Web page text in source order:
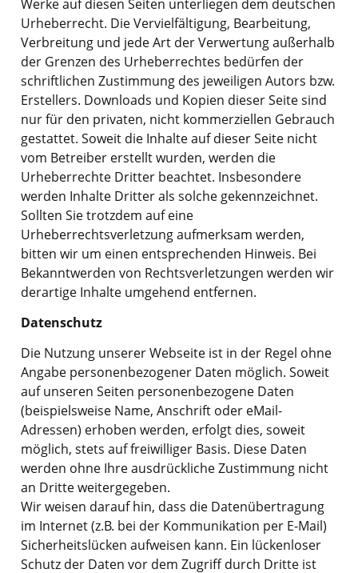
Urheberrecht. Die Vervielfältigung, Bearbeitung,
Verbreitung und jede Art der Verwertung außerhalb
der Grenzen des Urheberrechtes bedürfen der
schriftlichen Zustimmung des jeweiligen Autors bzw.
Erstellers. Downloads und Kopien dieser Seite sind
nur für den privaten, nicht kommerziellen Gebrauch
gestattet. Soweit die Inhalte auf dieser Seite nicht
vom Betreiber erstellt wurden, werden die
Urheberrechte Dritter beachtet. Insbesondere
werden Inhalte Dritter als solche gekennzeichnet.
Sollten Sie trotzdem auf eine
Urheberrechtsverletzung aufmerksam werden,
bitten wir um einen entsprechenden Hinweis. Bei
Bekanntwerden von Rechtsverletzungen werden wir
derartige Inhalte umgehend entfernen.
Datenschutz
Die Nutzung unserer Webseite ist in der Regel ohne
Angabe personenbezogener Daten möglich. Soweit
auf unseren Seiten personenbezogene Daten
(beispielsweise Name, Anschrift oder eMail-
Adressen) erhoben werden, erfolgt dies, soweit
möglich, stets auf freiwilliger Basis. Diese Daten
werden ohne Ihre ausdrückliche Zustimmung nicht
an Dritte weitergegeben.
Wir weisen darauf hin, dass die Datenübertragung
im Internet (z.B. bei der Kommunikation per E-Mail)
Sicherheitslücken aufweisen kann. Ein lückenloser
Schutz der Daten vor dem Zugriff durch Dritte ist